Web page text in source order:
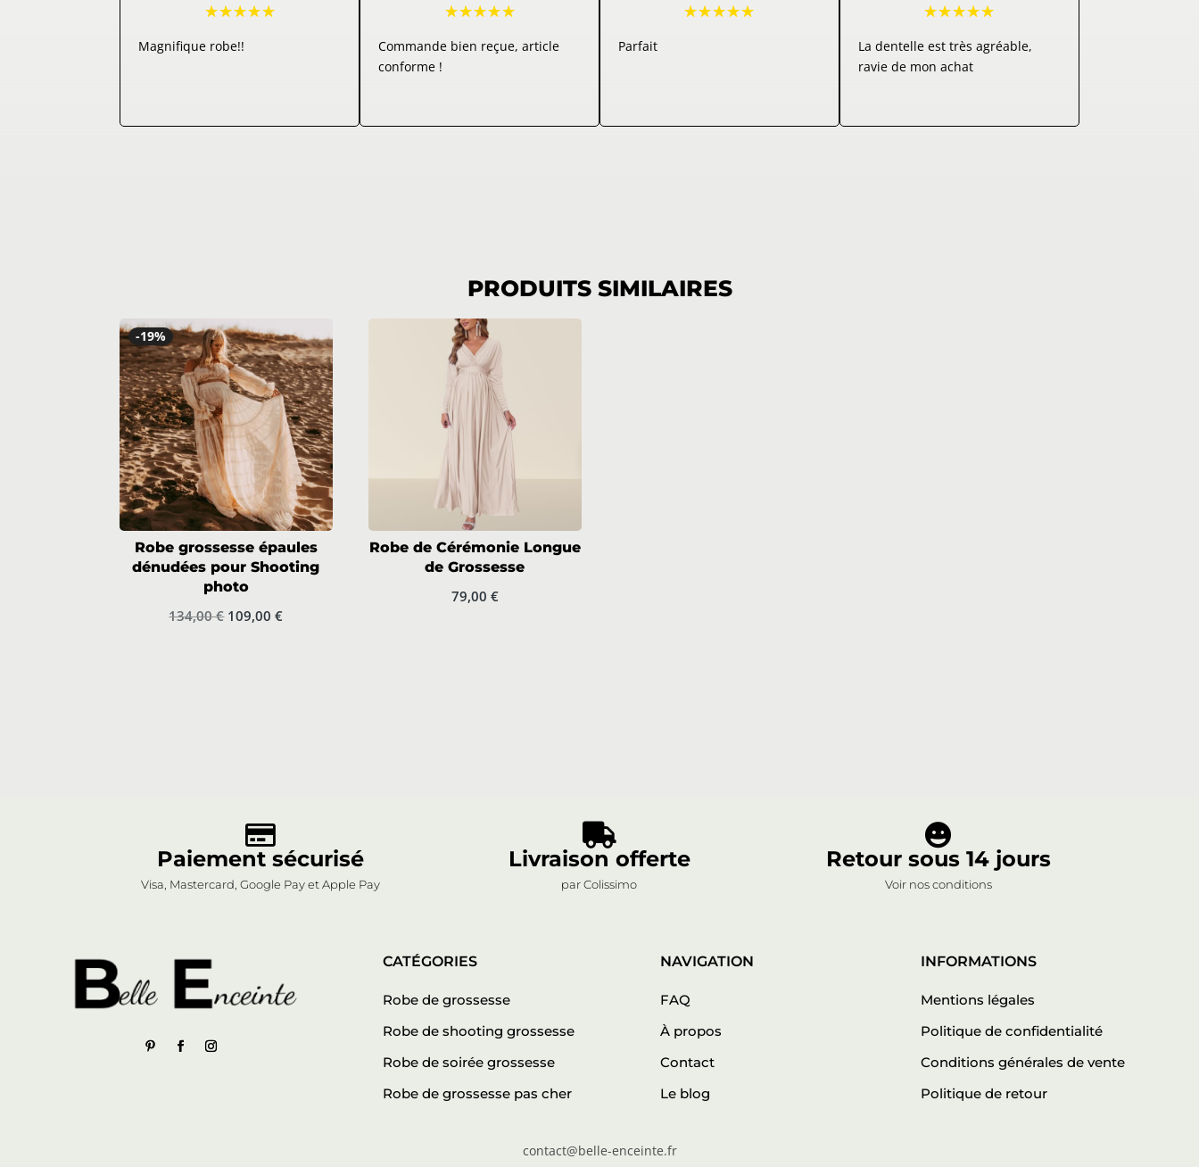
Magnifique robe!!
☆☆☆☆☆
Commande bien reçue, article
conforme !
☆☆☆☆☆
Parfait
☆☆☆☆☆
La dentelle est très agréable,
ravie de mon achat
☆☆☆☆☆
PRODUITS SIMILAIRES
-19%
Robe grossesse épaules
dénudées pour Shooting
photo
134,00€ Le
109,00€Le
Robe de Cérémonie Longue
de Grossesse
79,00 €

Paiement sécurisé
Visa, Mastercard, Google Pay et Apple Pay

Livraison offerte
par Colissimo

Retour sous 14 jours
Voir nos conditions
CATÉGORIES
Robe de grossesse
Robe de shooting grossesse
Robe de soirée grossesse
Robe de grossesse pas cher
NAVIGATION
FAQ
À propos
Contact
Le blog
INFORMATIONS
Mentions légales
Politique de confidentialité
Conditions générales de vente
Politique de retour
contact@belle-enceinte.fr